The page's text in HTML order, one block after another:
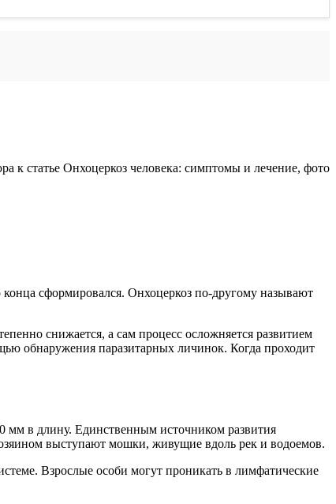
сформировался. Онхоцеркоз по-другому называют
снижается, а сам процесс осложняется развитием
обнаружения паразитарных личинок. Когда проходит
мм в длину. Единственным источником развития
выступают мошки, живущие вдоль рек и водоемов.
Взрослые особи могут проникать в лимфатические